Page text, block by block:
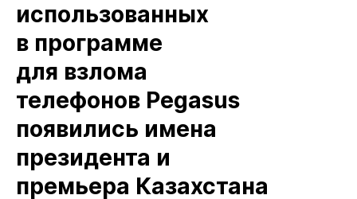
использованных
в программе
для взлома
телефонов Pegasus
появились имена
президента и
премьера Казахстана